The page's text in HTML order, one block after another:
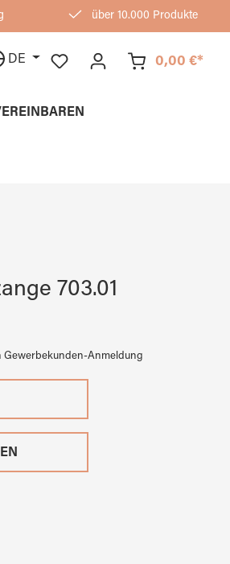
über 10.000 Produkte
DE 0,00 €*
703.01
Gewerbekunden-Anmeldung